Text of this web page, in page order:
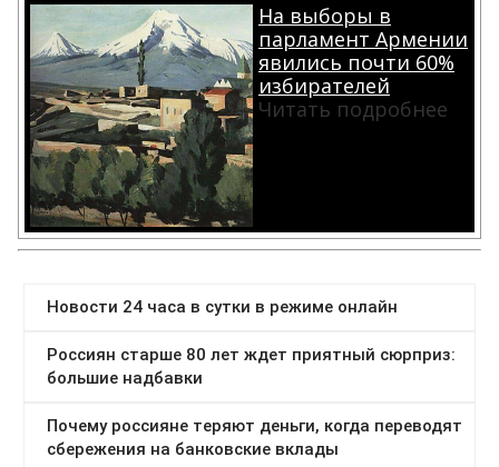
На выборы в
парламент Армении
явились почти 60%
избирателей
Читать подробнее